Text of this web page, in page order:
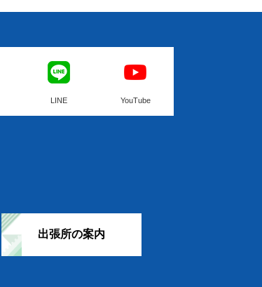
LINE YouTube
出張所の案内